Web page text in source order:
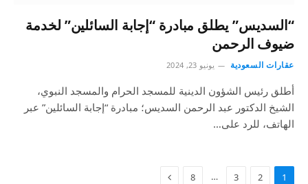
“السديس” يطلق مبادرة “إجابة السائلين” لخدمة
ضيوف الرحمن
عقارات السعودية يونيو 23, 2024
‏أطلق رئيس الشؤون الدينية للمسجد الحرام والمسجد النبوي،
الشيخ الدكتور عبد الرحمن السديس؛ مبادرة “إجابة السائلين” عبر
الهاتف، للرد على…
1
2
3
…
8